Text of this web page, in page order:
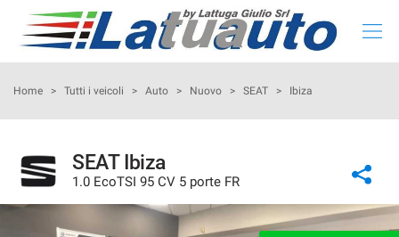
HOME
LISTA USATO
Home > Tutti i veicoli > Auto > Nuovo > SEAT > Ibiza
SEAT Ibiza
1.0 EcoTSI 95 CV 5 porte FR